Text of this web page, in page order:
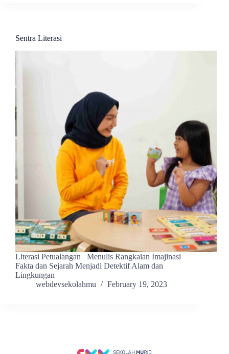
Sentra Literasi
Literasi Petualangan Menulis Rangkaian Imajinasi
Fakta dan Sejarah Menjadi Detektif Alam dan
Lingkungan
webdevsekolahmu
February 19, 2023